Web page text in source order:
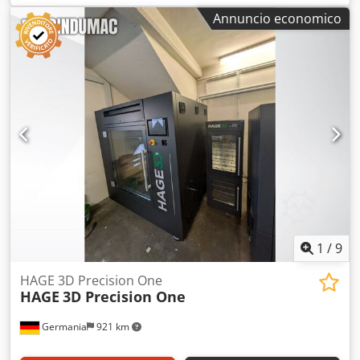
500 kg, tensione di ingresso:240 V, corrente di ingresso:
12 A, STRATASYS DIMENSION SST 1200 – Stampante 3D -
Frequenza: 50/60 Hz - Corrente nominale: 12 – 6 A -
Dimensioni interne: circa 400 x 400 x 500 mm - Fornito con
accessori compatibili Attenzione: l'articolo deve essere
ritirato obbligatoriamente tra l'08.09 e il 10.09.2026, in una
data da concordare. Dodjzldwhopfx Accekr FCA D-63128
Dietzenbach – Caricato su camion.
Annuncio economico
1 /9
Germania 921 km
HAGE 3D Precision One
HAGE 3D Precision One